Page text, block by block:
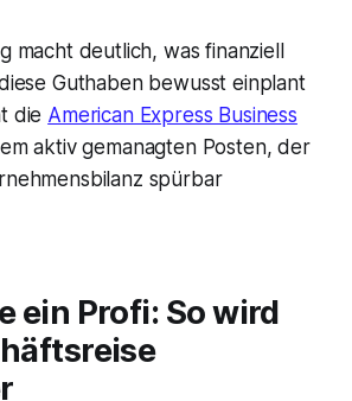
macht deutlich, was finanziell
Guthaben bewusst einplant
die American Express Business
aktiv gemanagten Posten, der
spürbar
ein Profi: So wird